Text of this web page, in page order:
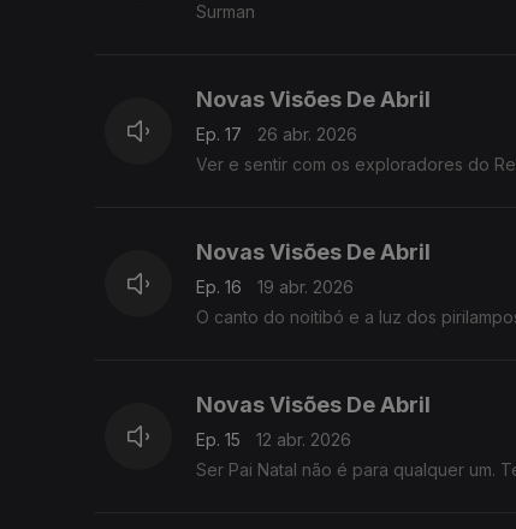
Surman
Novas Visões De Abril
Ep. 17
26 abr. 2026
Ver e sentir com os exploradores do
Novas Visões De Abril
Ep. 16
19 abr. 2026
O canto do noitibó e a luz dos
Novas Visões De Abril
Ep. 15
12 abr. 2026
Ser Pai Natal não é para qualquer um.